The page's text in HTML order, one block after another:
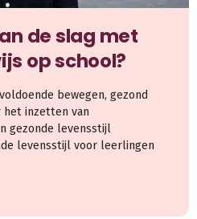
de slag met
op school?
bewegen, gezond
het inzetten van
gezonde levensstijl
levensstijl voor leerlingen